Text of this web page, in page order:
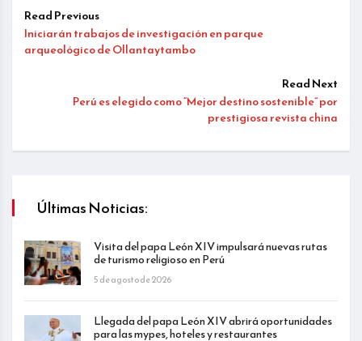
Read Previous
Iniciarán trabajos de investigación en parque
arqueológico de Ollantaytambo
Read Next
Perú es elegido como “Mejor destino sostenible” por
prestigiosa revista china
Últimas Noticias:
Visita del papa León XIV impulsará nuevas rutas
de turismo religioso en Perú
5 de agosto de 2026
Llegada del papa León XIV abrirá oportunidades
para las mypes, hoteles y restaurantes